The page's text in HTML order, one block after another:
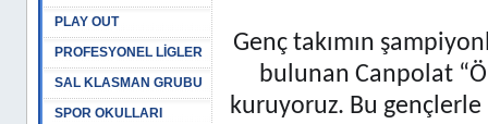
PLAY OUT
PROFESYONEL LİGLER
SAL KLASMAN GRUBU
SPOR OKULLARI
Genç takımın
bulunan Canpolat
kuruyoruz. Bu gençlerle